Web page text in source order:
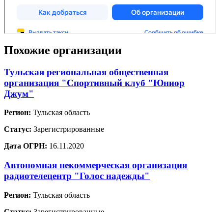
Похожие организации
Тульская региональная общественная
организация "Спортивный клуб "Юниор
Джум"
Регион: Тульская область
Статус: Зарегистрированные
Дата ОГРН: 16.11.2020
Автономная некоммерческая организация
радиотелецентр "Голос надежды"
Регион: Тульская область